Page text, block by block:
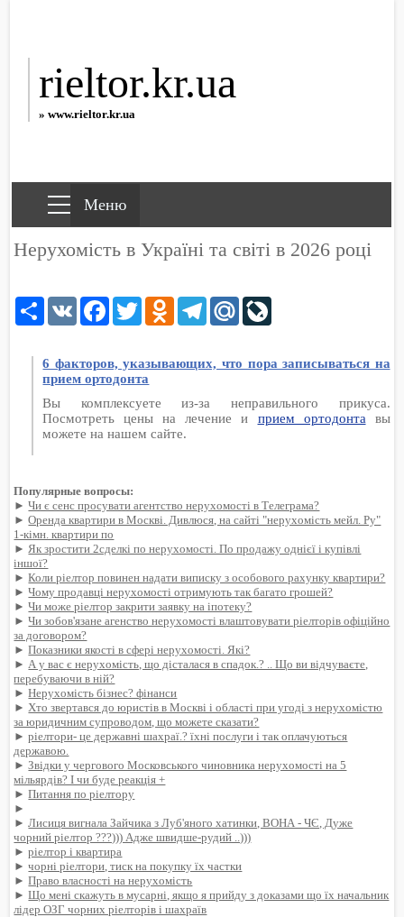
rieltor.kr.ua
» www.rieltor.kr.ua
Нерухомість в Україні та світі в 2026 році
Share VK Facebook
TwitterOdnoklassniki
TelegramMail.Ru
6 факторов, указывающих, что пора записываться на
прием ортодонта
Вы комплексуете из-за неправильного прикуса.
Посмотреть цены на лечение и прием ортодонтавы
можете на нашем сайте.
Популярные вопросы:
►Чи є сенс просувати агентство нерухомості в Телеграма?
►Оренда квартири в Москві. Дивлюся, на сайті "нерухомість мейл. Ру"
1-кімн. квартири по
► Як зростити 2сделкі по нерухомості. По продажу однієї і купівлі
іншої?
►Коли ріелтор повинен надати виписку з особового рахунку квартири?
►Чому продавці нерухомості отримують так багато грошей?
►Чи може ріелтор закрити заявку на іпотеку?
►Чи зобов'язане агенство нерухомості влаштовувати ріелторів офіційно
за договором?
►Показники якості в сфері нерухомості. Які?
► А у вас є нерухомість, що дісталася в спадок.? .. Що ви відчуваєте,
перебуваючи в ній?
►Нерухомість бізнес? фінанси
► Хто звертався до юристів в Москві і області при угоді з нерухомістю
за юридичним супроводом, що можете сказати?
►ріелтори- це державні шахраї.? їхні послуги і так оплачуються
державою.
►Звідки у чергового Московського чиновника нерухомості на 5
мільярдів? І чи буде реакція +
►Питання по ріелтору
►
►Лисиця вигнала Зайчика з Луб'яного хатинки, ВОНА - ЧЄ, Дуже
чорний ріелтор ???))) Адже швидше-рудий ..)))
►ріелтор і квартира
►чорні ріелтори, тиск на покупку їх частки
►Право власності на нерухомість
►Що мені скажуть в мусарні, якщо я прийду з доказами що їх начальник
лідер ОЗГ чорних ріелторів і шахраїв